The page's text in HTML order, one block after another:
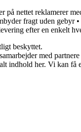
på nettet reklamerer
fragt uden gebyr•
efter en enkelt
beskyttet.
med
indhold her. Vi kan få